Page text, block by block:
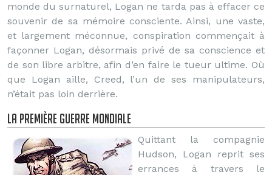
monde du surnaturel, Logan ne tarda pas à effacer ce
souvenir de sa mémoire consciente. Ainsi, une vaste,
et largement méconnue, conspiration commençait à
façonner Logan, désormais privé de sa conscience et
de son libre arbitre, afin d’en faire le tueur ultime. Où
que Logan aille, Creed, l’un de ses manipulateurs,
n’était pas loin derrière.
La Première Guerre Mondiale
Quittant la compagnie
Hudson, Logan reprit ses
errances à travers le